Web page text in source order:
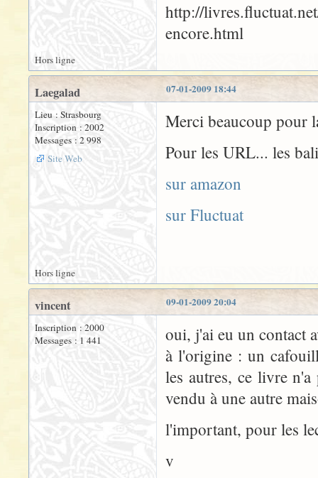
http://
encore.html
Hors ligne
07-01-2009 18:44
Laegalad
Lieu : Strasbourg
Inscription : 2002
Messages : 2 998
Site Web
Merci beaucoup pour
Pour les URL... les
sur amazon
sur Fluctuat
Hors ligne
09-01-2009 20:04
vincent
Inscription : 2000
Messages : 1 441
oui, j'ai eu un contact
à l'origine : un
les autres, ce livre
vendu à une autre
l'important, pour les
v